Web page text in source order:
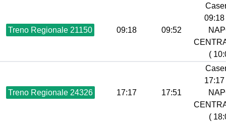
Treno Regionale 21150 09:18 09:52
09:18
(
Treno Regionale 24326 17:17 17:51
17:17
(